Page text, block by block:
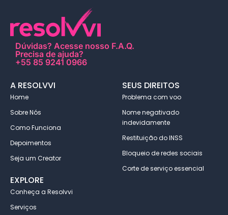
Dúvidas? Acesse nosso F.A.Q.
Precisa de ajuda?
+55 85 9241 0966
A RESOLVVI
Home
Sobre Nós
Como Funciona
Depoimentos
Seja um Creator
SEUS DIREITOS
Problema com voo
Nome negativado
indevidamente
Restituição do INSS
Bloqueio de redes sociais
Corte de serviço essencial
EXPLORE
Conheça a Resolvvi
Serviços